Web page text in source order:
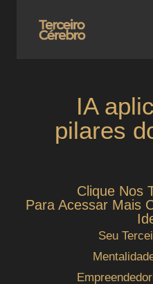
IA
pilares
Clique Nos
Para Acessar Mais
Seu